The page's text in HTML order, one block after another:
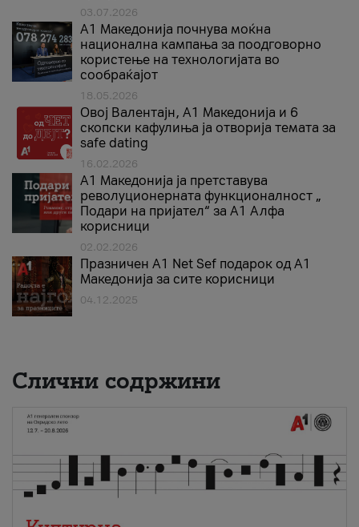
03.07.2026
A1 Македонија почнува моќна
национална кампања за поодговорно
користење на технологијата во
сообраќајот
18.05.2026
Овој Валентајн, A1 Македонија и 6
скопски кафулиња ја отворија темата за
safe dating
16.02.2026
А1 Македонија ја претставува
револуционерната функционалност „
Подари на пријател“ за А1 Алфа
корисници
02.02.2026
Празничен A1 Net Sеf подарок од А1
Македонија за сите корисници
04.12.2025
Слични содржини